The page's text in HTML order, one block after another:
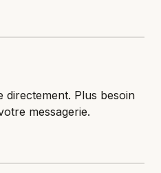
directement. Plus besoin
messagerie.